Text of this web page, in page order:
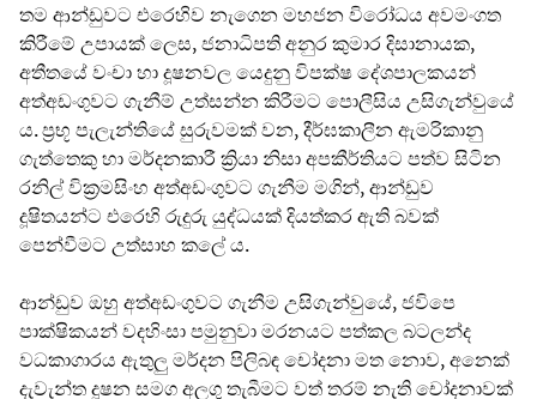
තම ආන්ඩුවට එරෙහිව නැගෙන මහජන විරෝධය අවමංගත
කිරීමේ උපායක් ලෙස, ජනාධිපති අනුර කුමාර දිසානායක,
අතීතයේ වංචා හා දූෂනවල යෙදුනු විපක්ෂ දේශපාලකයන්
අත්අඩංගුවට ගැනීම් උත්සන්න කිරීමට පොලීසිය උසිගැන්වුයේ
ය. ප්‍රභූ පැලැන්තියේ සුරුවමක් වන, දීර්ඝකාලීන ඇමරිකානු
ගැත්තෙකු හා මර්දනකාරී ක්‍රියා නිසා අපකීර්තියට පත්ව සිටින
රනිල් වික්‍රමසිංහ අත්අඩංගුවට ගැනීම මගින්, ආන්ඩුව
දූෂිතයන්ට එරෙහි රුදුරු යුද්ධයක් දියත්කර ඇති බවක්
පෙන්වීමට උත්සාහ කලේ ය.
ආන්ඩුව ඔහු අත්අඩංගුවට ගැනීම උසිගැන්වුයේ, ජවිපෙ
පාක්ෂිකයන් වදහිංසා පමුනුවා මරනයට පත්කල බටලන්ද
වධකාගාරය ඇතුලු මර්දන පිලිබඳ චෝදනා මත නොව, අනෙක්
දැවැන්ත දූෂන සමග අලගු තැබීමට වත් තරම් නැති චෝදනාවක්